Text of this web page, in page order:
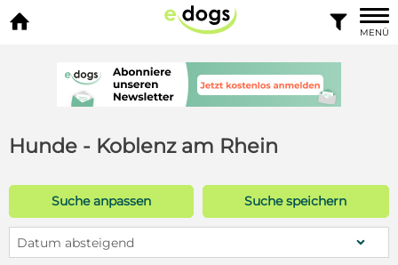
 
MENÜ
Hunde - Koblenz am Rhein
Suche anpassen Suche speichern
Datum absteigend